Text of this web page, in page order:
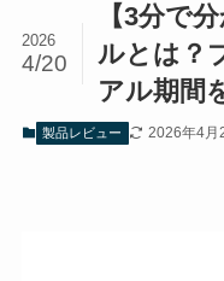
【3分で
ルとは？
アル期間
2026
4/20
製品レビュー 2026年4月